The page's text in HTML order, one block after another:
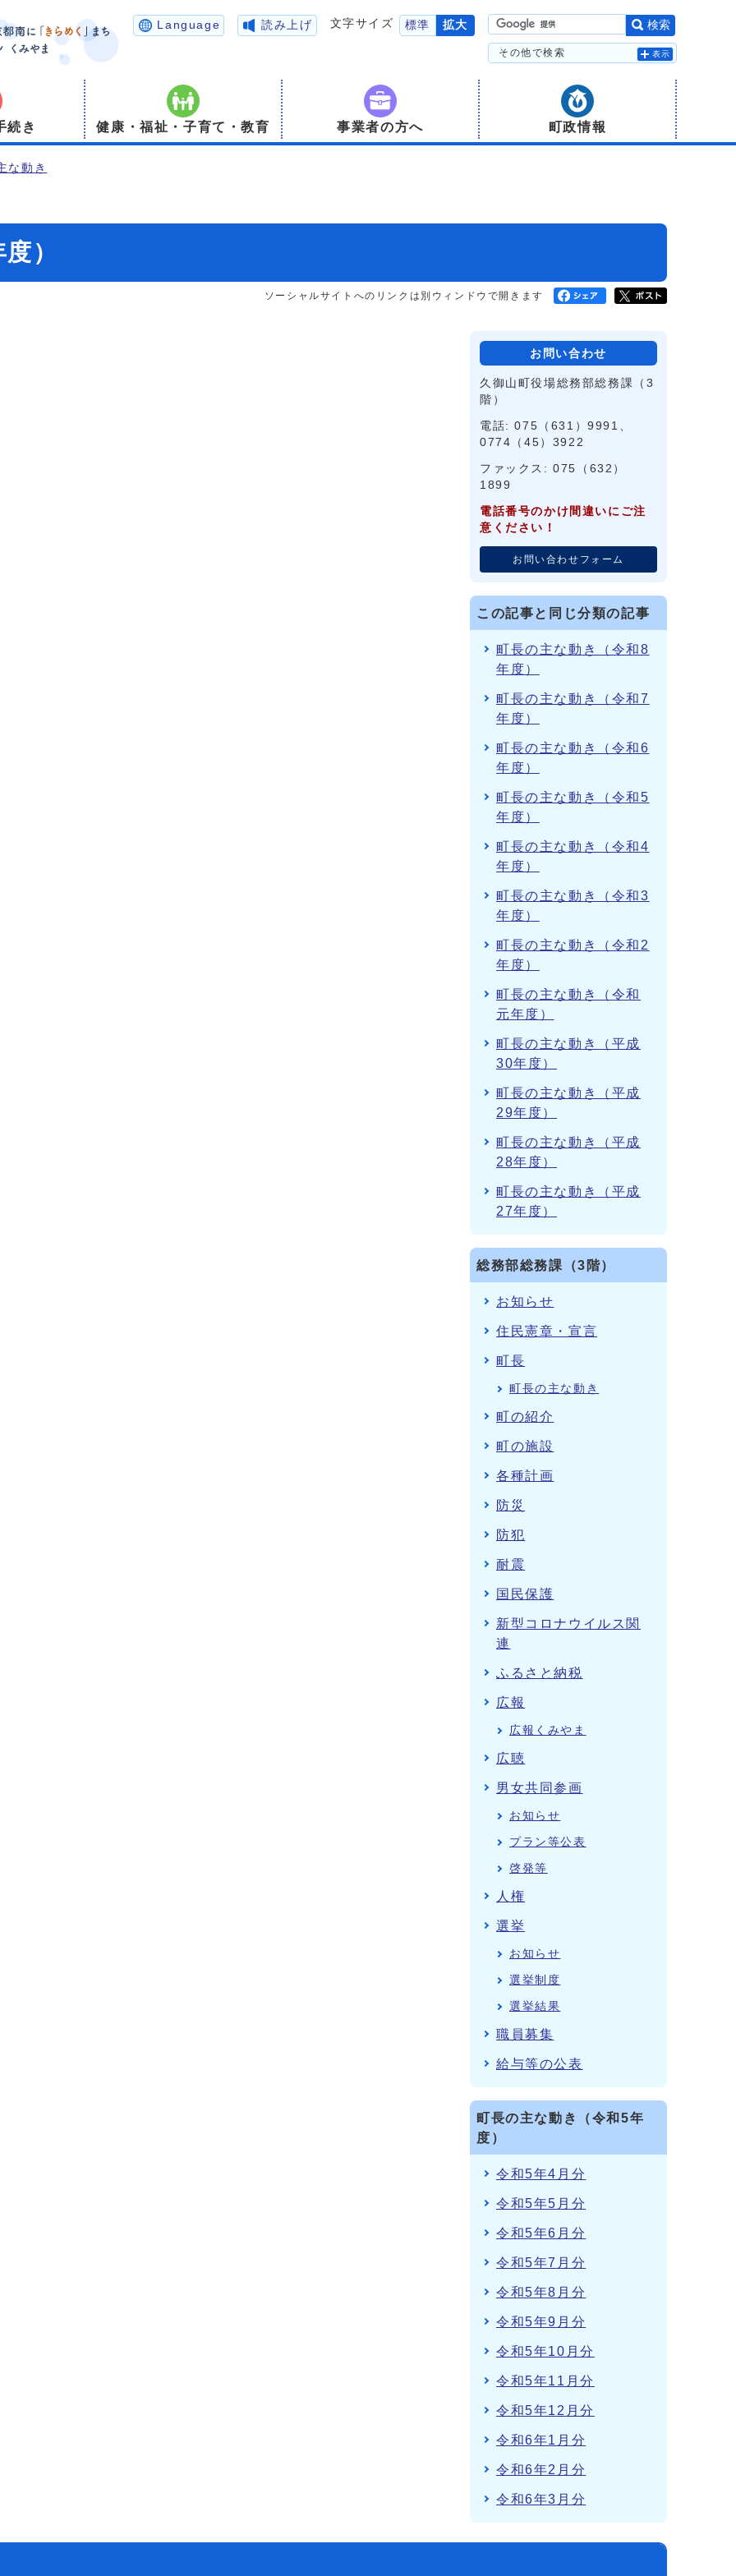
Language 読み上げ 文字サイズ 標準 拡大 検索
その他で検索 表示
続き 健康・福祉・子育て・教育 事業者の方へ 町政情報
な動き
）
ソーシャルサイトへのリンクは別ウィンドウで開きます
お問い合わせ
久御山町役場総務部総務課（3
階）
電話: 075（631）9991、
0774（45）3922
ファックス: 075（632）
1899
電話番号のかけ間違いにご注
意ください！
お問い合わせフォーム
この記事と同じ分類の記事
町長の主な動き（令和8
年度）
町長の主な動き（令和7
年度）
町長の主な動き（令和6
年度）
町長の主な動き（令和5
年度）
町長の主な動き（令和4
年度）
町長の主な動き（令和3
年度）
町長の主な動き（令和2
年度）
町長の主な動き（令和
元年度）
町長の主な動き（平成
30年度）
町長の主な動き（平成
29年度）
町長の主な動き（平成
28年度）
町長の主な動き（平成
27年度）
総務部総務課（3階）
お知らせ
住民憲章・宣言
町長
町長の主な動き
町の紹介
町の施設
各種計画
防災
防犯
耐震
国民保護
新型コロナウイルス関
連
ふるさと納税
広報
広報くみやま
広聴
男女共同参画
お知らせ
プラン等公表
啓発等
人権
選挙
お知らせ
選挙制度
選挙結果
職員募集
給与等の公表
町長の主な動き（令和5年
度）
令和5年4月分
令和5年5月分
令和5年6月分
令和5年7月分
令和5年8月分
令和5年9月分
令和5年10月分
令和5年11月分
令和5年12月分
令和6年1月分
令和6年2月分
令和6年3月分